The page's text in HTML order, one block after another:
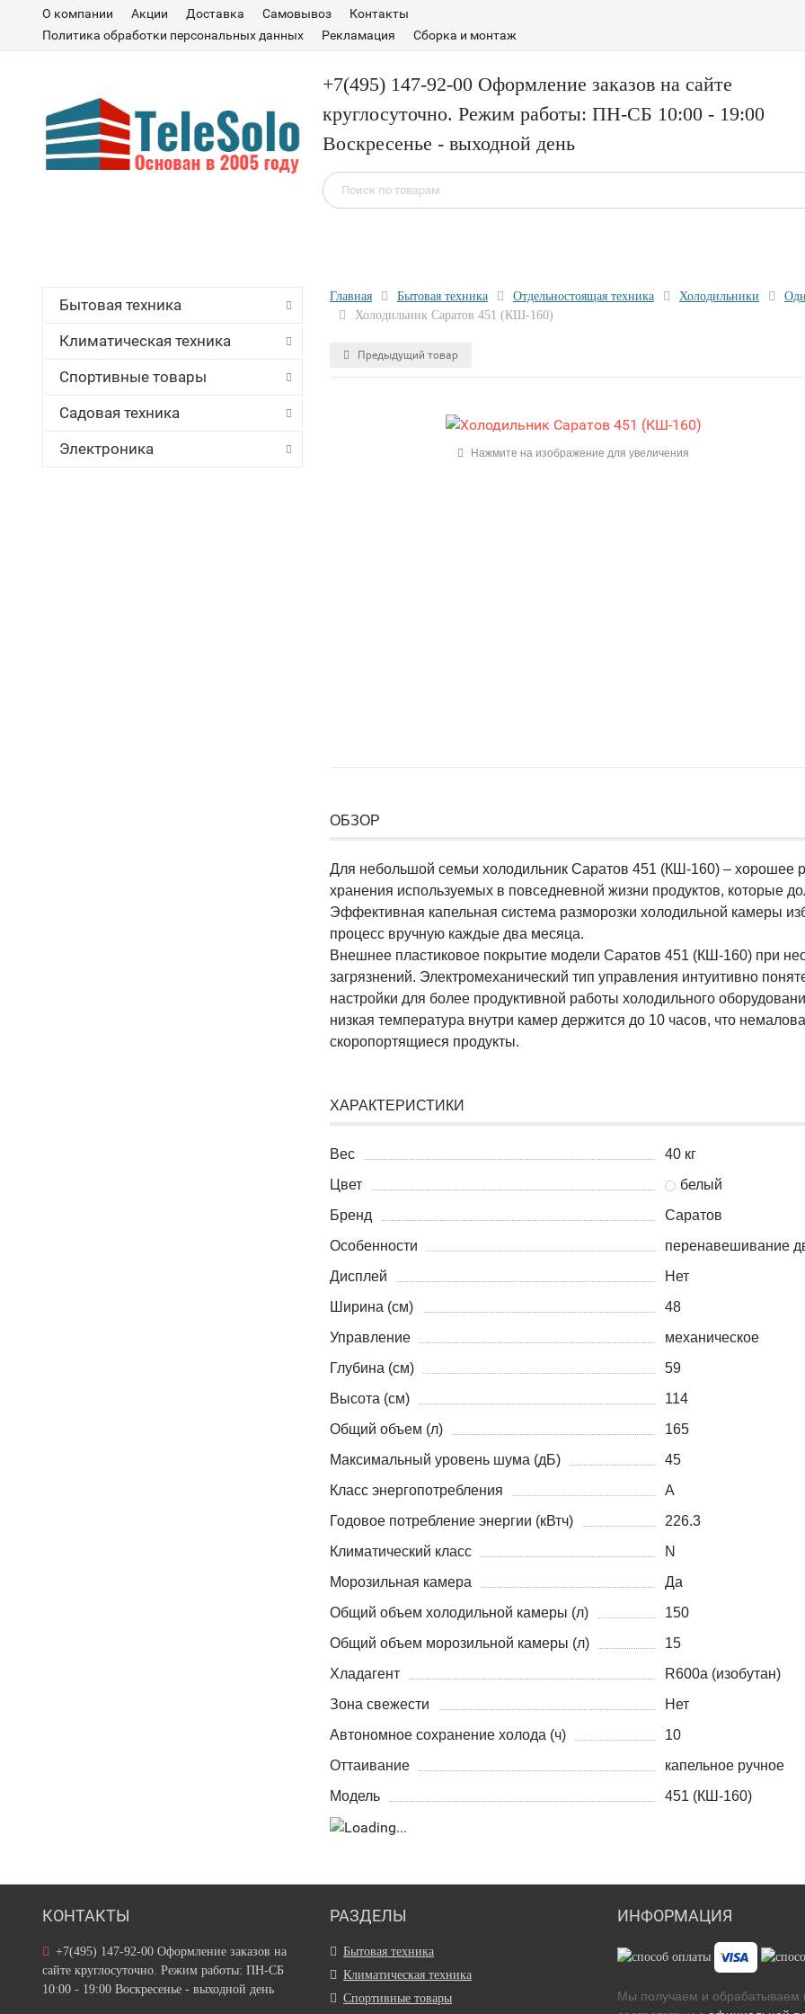
О компании Акции Доставка Самовывоз
Контакты
Политика обработки персональных данных
Рекламация Сборка и монтаж
+7(495) 147-92-00 Оформление заказов на сайте
круглосуточно. Режим работы: ПН-СБ 10:00 - 19:00
Воскресенье - выходной день
Бытовая техника
Климатическая техника
Спортивные товары
Садовая техника
Электроника
Главная Бытовая техника Отдельностоящая техника Холодильники
Холодильник Саратов 451 (КШ-160)
Предыдущий товар
Нажмите на изображение для увеличения
ОБЗОР
Для небольшой семьи холодильник Саратов 451 (КШ-160) – хорошее
хранения используемых в повседневной жизни продуктов, которые
Эффективная капельная система разморозки холодильной камеры
процесс вручную каждые два месяца.
Внешнее пластиковое покрытие модели Саратов 451 (КШ-160) при
загрязнений. Электромеханический тип управления интуитивно
настройки для более продуктивной работы холодильного
низкая температура внутри камер держится до 10 часов, что
скоропортящиеся продукты.
ХАРАКТЕРИСТИКИ
Вес
40 кг
Цвет
белый
Бренд
Саратов
Особенности
перенавешивание
Дисплей
Нет
Ширина (см)
48
Управление
механическое
Глубина (см)
59
Высота (см)
114
Общий объем (л)
165
Максимальный уровень шума (дБ)
45
Класс энергопотребления
A
Годовое потребление энергии (кВтч)
226.3
Климатический класс
N
Морозильная камера
Да
Общий объем холодильной камеры (л)
150
Общий объем морозильной камеры (л)
15
Хладагент
R600a (изобутан)
Зона свежести
Нет
Автономное сохранение холода (ч)
10
Оттаивание
капельное ручное
Модель
451 (КШ-160)
КОНТАКТЫ
+7(495) 147-92-00 Оформление заказов на
сайте круглосуточно. Режим работы: ПН-СБ
10:00 - 19:00 Воскресенье - выходной день
РАЗДЕЛЫ
Бытовая техника
Климатическая техника
Спортивные товары
ИНФОРМАЦИЯ
Мы получаем и обрабатываем